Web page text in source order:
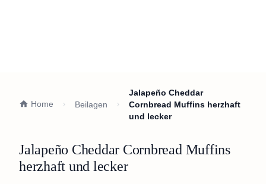
Home Beilagen
Jalapeño Cheddar
Cornbread Muffins herzhaft
und lecker
Jalapeño Cheddar Cornbread Muffins
herzhaft und lecker